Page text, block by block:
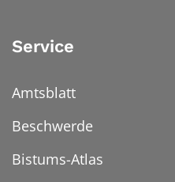
Service
Amtsblatt
Beschwerde
Bistums-Atlas